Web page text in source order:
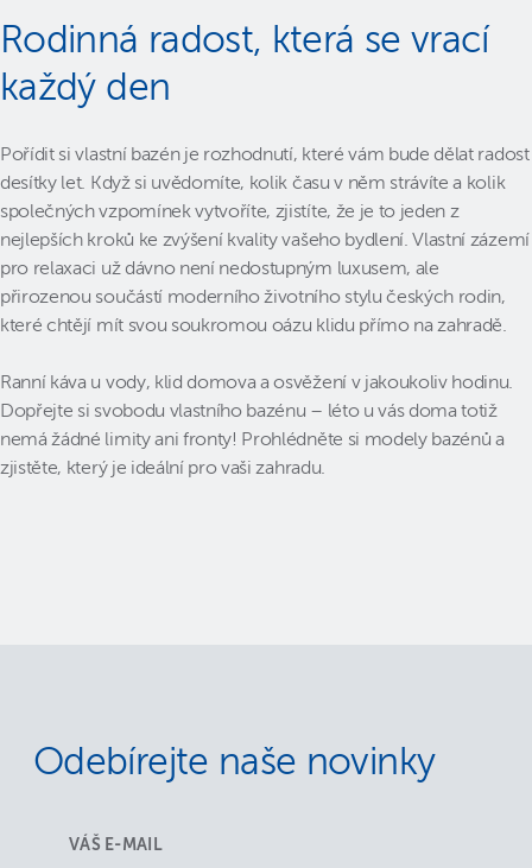
Rodinná radost, která se vrací
každý den
Pořídit si vlastní bazén je rozhodnutí, které vám bude dělat radost
desítky let. Když si uvědomíte, kolik času v něm strávíte a kolik
společných vzpomínek vytvoříte, zjistíte, že je to jeden z
nejlepších kroků ke zvýšení kvality vašeho bydlení. Vlastní zázemí
pro relaxaci už dávno není nedostupným luxusem, ale
přirozenou součástí moderního životního stylu českých rodin,
které chtějí mít svou soukromou oázu klidu přímo na zahradě.
Ranní káva u vody, klid domova a osvěžení v jakoukoliv hodinu.
Dopřejte si svobodu vlastního bazénu – léto u vás doma totiž
nemá žádné limity ani fronty! Prohlédněte si modely bazénů a
zjistěte, který je ideální pro vaši zahradu.
Odebírejte naše novinky
VÁŠ E-MAIL